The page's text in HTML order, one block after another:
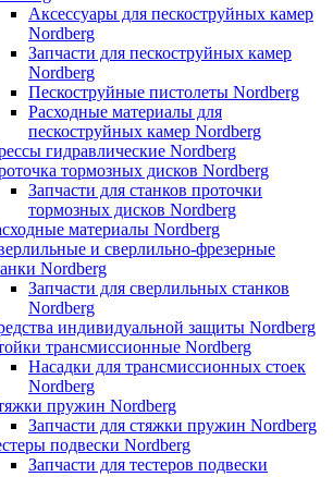
Аксессуары для пескоструйных камер
Nordberg
Запчасти для пескоструйных камер
Nordberg
Пескоструйные пистолеты Nordberg
Расходные материалы для
пескоструйных камер Nordberg
гидравлические Nordberg
тормозных дисков Nordberg
Запчасти для станков проточки
тормозных дисков Nordberg
материалы Nordberg
и сверлильно-фрезерные
Nordberg
Запчасти для сверлильных станков
Nordberg
индивидуальной защиты Nordberg
трансмиссионные Nordberg
Насадки для трансмиссионных стоек
Nordberg
пружин Nordberg
Запчасти для стяжки пружин Nordberg
подвески Nordberg
Запчасти для тестеров подвески